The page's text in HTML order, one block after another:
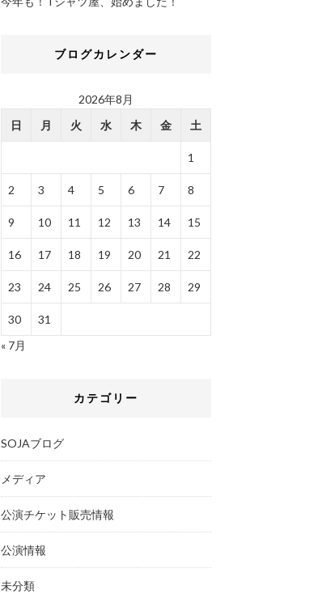
ブログカレンダー
2026年8月
日
月 火 水 木 金 土
1
2 3 4 5 6 7 8
9 10 11 12 13 14 15
16 17 18 19 20 21 22
23 24 25 26 27 28 29
30
31
« 7月
カテゴリー
SOJAブログ
メディア
公演チケット販売情報
公演情報
未分類